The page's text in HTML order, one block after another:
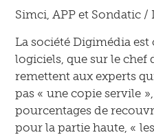
Simci, APP et Sondatic /
La société Digimédia
logiciels, que sur le chef
remettent aux experts
pas « une copie servile
pourcentages de
pour la partie haute, «